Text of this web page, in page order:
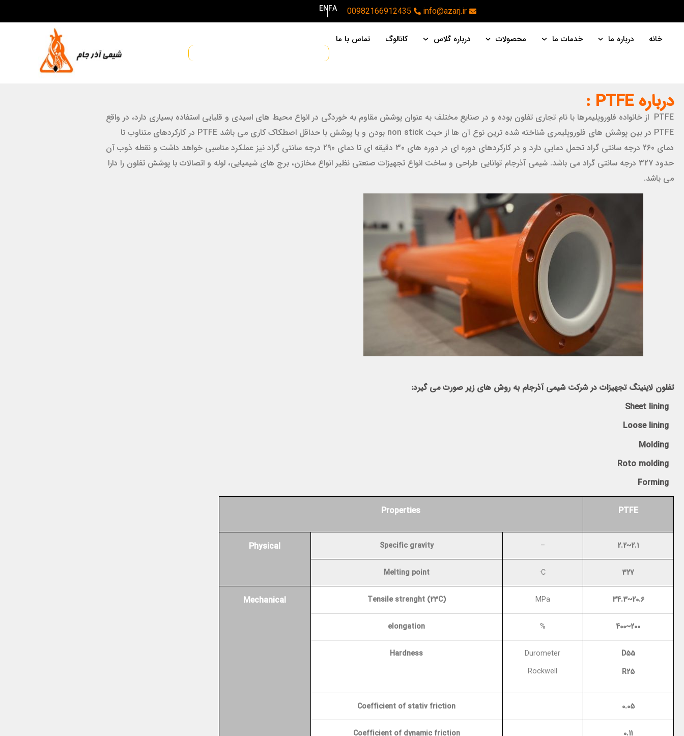
info@azarj.ir
00982166912435
FA
EN
خانه درباره ما خدمات ما محصولات درباره گلاس کاتالوگ تماس با ما
درباره PTFE :
PTFE از خانواده فلوروپلیمرها با نام تجاری تفلون بوده و در صنایع مختلف به عنوان پوشش مقاوم به خوردگی در انواع محیط های اسیدی و قلیایی استفاده بسیاری دارد، در واقع
PTFE در بین پوشش های فلوروپلیمری شناخته شده ترین نوع آن ها از حیث non stick بودن و یا پوشش با حداقل اصطکاک کاری می باشد PTFE در کارکردهای متناوب تا
دمای 260 درجه سانتی گراد تحمل دمایی دارد و در کارکردهای دوره ای در دوره های 30 دقیقه ای تا دمای 290 درجه سانتی گراد نیز عملکرد مناسبی خواهد داشت و نقطه ذوب آن
حدود 327 درجه سانتی گراد می باشد. شیمی آذرجام توانایی طراحی و ساخت انواع تجهیزات صنعتی نظیر انواع مخازن، برج های شیمیایی، لوله و اتصالات با پوشش تفلون را دارا
می باشد.
تفلون لاینینگ تجهیزات در شرکت شیمی آذرجام به روش های زیر صورت می گیرد:
Sheet lining
Loose lining
Molding
Roto molding
Forming
PTFE
Properties
2.1~2.2
–
Specific gravity
Physical
327
C
.
Melting point
20.6~34.3
MPa
Tensile strenght (23C)
Mechanical
200~400
%
elongation
D55
R25
Durometer
Rockwell
Hardness
0.05
Coefficient of stativ friction
0.11
Coefficient of dynamic friction